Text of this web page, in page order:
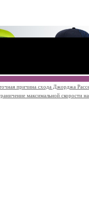
причина схода Джорджа
максимальной скорости